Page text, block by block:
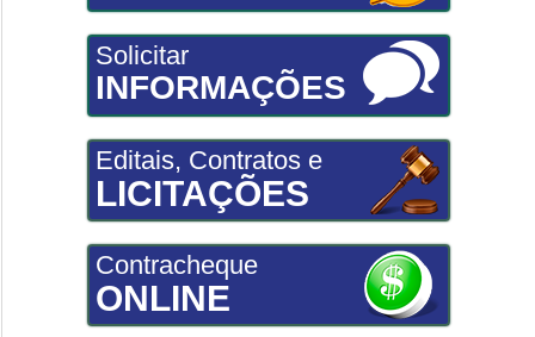
Solicitar
INFORMAÇÕES
Editais, Contratos e
LICITAÇÕES
Contracheque
ONLINE